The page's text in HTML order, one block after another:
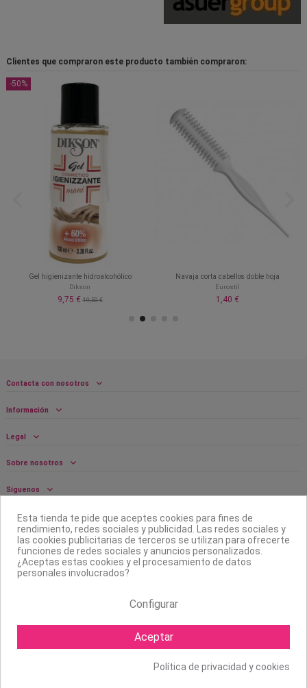
Clientes que compraron este producto también compraron:
-50%
Gel higienizante hidroalcohólico
Dikson
9,75 €19,50 €
Navaja corta cabellos doble hoja
Eurostil
1,40 €
Contacta con nosotros
Información
Legal
Sobre nosotros
Síguenos
Boletín
Esta tienda te pide que aceptes cookies para fines de
rendimiento, redes sociales y publicidad. Las redes sociales y
las cookies publicitarias de terceros se utilizan para ofrecerte
funciones de redes sociales y anuncios personalizados.
¿Aceptas estas cookies y el procesamiento de datos
personales involucrados?
Configurar
Aceptar
Política de privacidad y cookies